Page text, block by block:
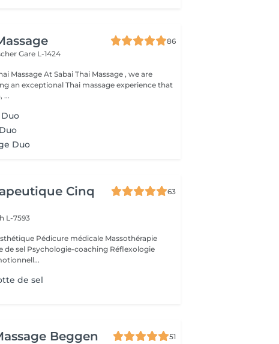
86
Gare L-1424
Thai Massage , we are
an exceptional Thai massage experience that
...
Duo
Duo
Cinq
63
L-7593
Pédicure médicale Massothérapie
de sel Psychologie-coaching Réflexologie
de sel
Beggen
51